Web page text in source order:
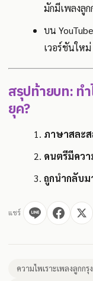
มักมีเพลงลูก
บน
เวอร์ชันให
สรุปท้ายบท: ท
ยุค?
ภาษาสละส
ดนตรีมีคว
ถูกนำกลับม
แชร์
ความไพเราะเพลงลูกกรุง